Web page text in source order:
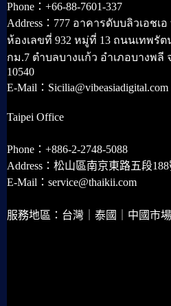
Phone：+66-88-7601-337
Address：777 อาคารดับบลิวเอชเ
ห้องเลขที่ 932 หมู่ที่ 13 ถนนเทพรัต
กม.7 ตำบลบางแก้ว อำเภอบางพลี
10540
E-Mail：Sicilia@vibeasiadigital.com
Taipei Office
Phone：+886-2-2748-5088
Address：松山區南京東路五段
E-Mail：service@thaikii.com
服務地區：台灣｜泰國｜中國市場